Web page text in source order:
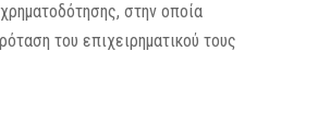
στην οποία
του επιχειρηματικού τους